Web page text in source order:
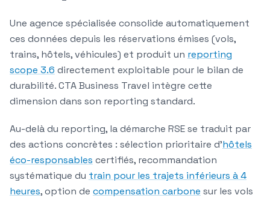
Une agence spécialisée consolide automatiquement
ces données depuis les réservations émises (vols,
trains, hôtels, véhicules) et produit un reporting
scope 3.6 directement exploitable pour le bilan de
durabilité. CTA Business Travel intègre cette
dimension dans son reporting standard.
Au-delà du reporting, la démarche RSE se traduit par
des actions concrètes : sélection prioritaire d'hôtels
éco-responsables certifiés, recommandation
systématique du train pour les trajets inférieurs à 4
heures, option de compensation carbone sur les vols